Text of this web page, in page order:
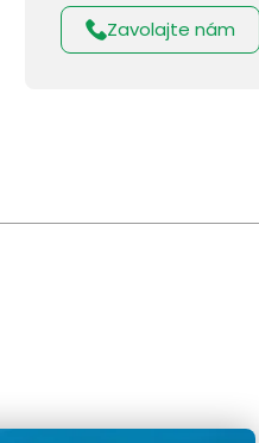
Zavolajte nám